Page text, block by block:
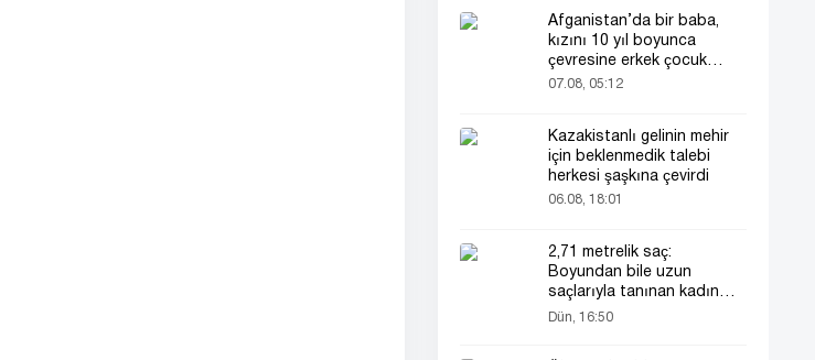
Afganistan’da bir baba,
kızını 10 yıl boyunca
çevresine erkek çocuk
olarak tanıttı
07.08, 05:12
Kazakistanlı gelinin mehir
için beklenmedik talebi
herkesi şaşkına çevirdi
06.08, 18:01
2,71 metrelik saç:
Boyundan bile uzun
saçlarıyla tanınan kadın
yeniden gündemde
Dün, 16:50